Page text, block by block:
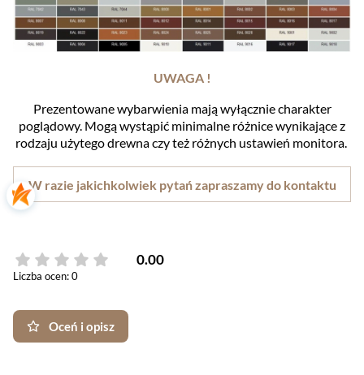
UWAGA !
Prezentowane wybarwienia mają wyłącznie charakter
poglądowy. Mogą wystąpić minimalne różnice wynikające z
rodzaju użytego drewna czy też różnych ustawień monitora.
W razie jakichkolwiek pytań zapraszamy do kontaktu
0.00
Liczba ocen: 0
Oceń i opisz